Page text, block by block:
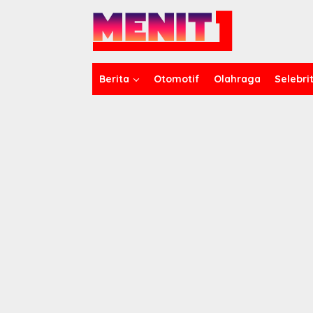
Berita Otomotif Olahraga